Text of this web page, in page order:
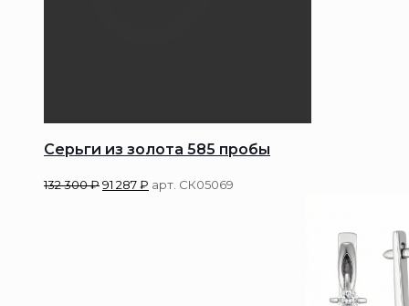
Серьги из золота 585 пробы
132 300₽91 287₽ арт. СК05069